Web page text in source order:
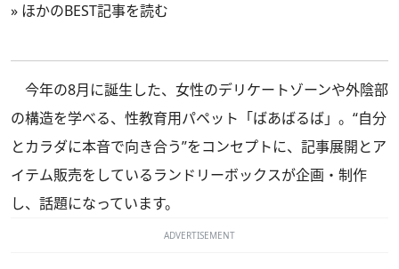
» ほかのBEST記事を読む
今年の8月に誕生した、女性のデリケートゾーンや外陰部
の構造を学べる、性教育用パペット「ばあばるば」。“自分
とカラダに本音で向き合う”をコンセプトに、記事展開とア
イテム販売をしているランドリーボックスが企画・制作
し、話題になっています。
ADVERTISEMENT